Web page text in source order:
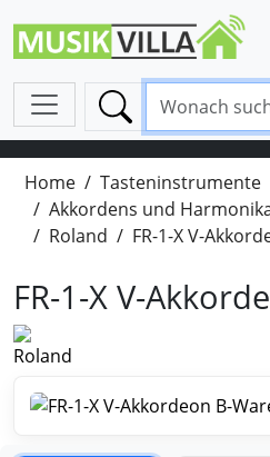
Home
Tasteninstrumente
Akkordens und
Roland
FR-1-X V-
FR-1-X V-